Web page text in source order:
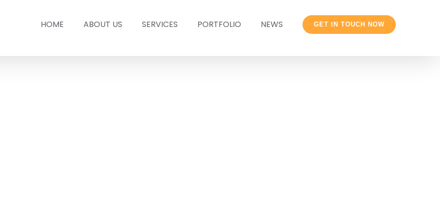
HOME ABOUT US SERVICES PORTFOLIO NEWS GET IN TOUCH NOW